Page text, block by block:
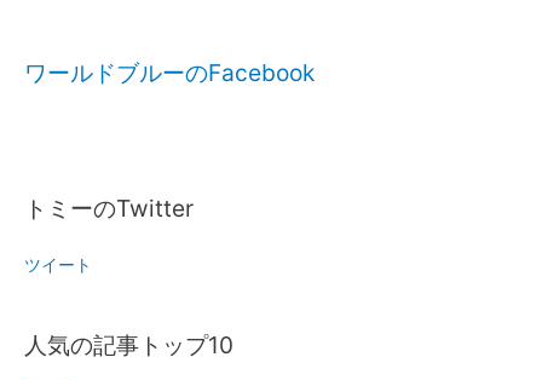
ワールドブルーのFacebook
トミーのTwitter
ツイート
人気の記事トップ10